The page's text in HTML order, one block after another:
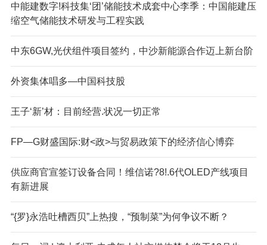
中能建数字!科技集‘团’储能技术成套中心李季：中国能建压
缩空气储能技术研发与工程实践
中东6GW,光伏组件项目签约，中沙新能源合作迈上新台阶
外资集体唱多—中国科技股
王子‘新’材：目前经营.状况一切正常
FP—G财盛国际:财<政>与贸易政策下的经济信心博弈
供应商官宣签订设备合同！维信诺?8!.6代OLED产线项目
有新进展
“{罗}永浩吐槽西贝”上热搜，“预制菜”为何争议不断？